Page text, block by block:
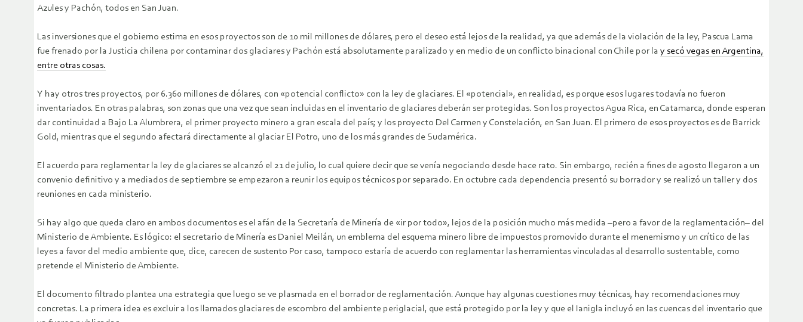
Azules y Pachón, todos en San Juan.
Las inversiones que el gobierno estima en esos proyectos son de 10 mil millones de dólares, pero el deseo está lejos de la realidad, ya que además de la violación de la ley, Pascua Lama
fue frenado por la Justicia chilena por contaminar dos glaciares y Pachón está absolutamente paralizado y en medio de un conflicto binacional con Chile por la y secó vegas en Argentina,
entre otras cosas.
Y hay otros tres proyectos, por 6.360 millones de dólares, con «potencial conflicto» con la ley de glaciares. El «potencial», en realidad, es porque esos lugares todavía no fueron
inventariados. En otras palabras, son zonas que una vez que sean incluidas en el inventario de glaciares deberán ser protegidas. Son los proyectos Agua Rica, en Catamarca, donde esperan
dar continuidad a Bajo La Alumbrera, el primer proyecto minero a gran escala del país; y los proyecto Del Carmen y Constelación, en San Juan. El primero de esos proyectos es de Barrick
Gold, mientras que el segundo afectará directamente al glaciar El Potro, uno de los más grandes de Sudamérica.
El acuerdo para reglamentar la ley de glaciares se alcanzó el 21 de julio, lo cual quiere decir que se venía negociando desde hace rato. Sin embargo, recién a fines de agosto llegaron a un
convenio definitivo y a mediados de septiembre se empezaron a reunir los equipos técnicos por separado. En octubre cada dependencia presentó su borrador y se realizó un taller y dos
reuniones en cada ministerio.
Si hay algo que queda claro en ambos documentos es el afán de la Secretaría de Minería de «ir por todo», lejos de la posición mucho más medida –pero a favor de la reglamentación– del
Ministerio de Ambiente. Es lógico: el secretario de Minería es Daniel Meilán, un emblema del esquema minero libre de impuestos promovido durante el menemismo y un crítico de las
leyes a favor del medio ambiente que, dice, carecen de sustento Por caso, tampoco estaría de acuerdo con reglamentar las herramientas vinculadas al desarrollo sustentable, como
pretende el Ministerio de Ambiente.
El documento filtrado plantea una estrategia que luego se ve plasmada en el borrador de reglamentación. Aunque hay algunas cuestiones muy técnicas, hay recomendaciones muy
concretas. La primera idea es excluir a los llamados glaciares de escombro del ambiente periglacial, que está protegido por la ley y que el Ianigla incluyó en las cuencas del inventario que